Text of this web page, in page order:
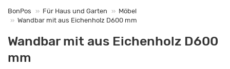
BonPos Für Haus und Garten
Möbel
Wandbar mit aus Eichenholz D600 mm
Wandbar mit aus Eichenholz D600
mm